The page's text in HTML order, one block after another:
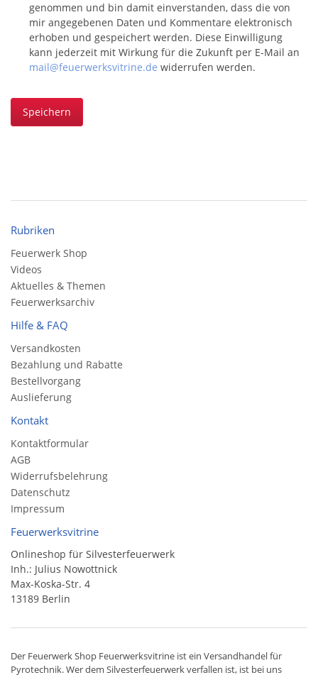
genommen und bin damit einverstanden, dass die von
mir angegebenen Daten und Kommentare elektronisch
erhoben und gespeichert werden. Diese Einwilligung
kann jederzeit mit Wirkung für die Zukunft per E-Mail an
mail@feuerwerksvitrine.de widerrufen werden.
Speichern
Rubriken
Feuerwerk Shop
Videos
Aktuelles & Themen
Feuerwerksarchiv
Hilfe & FAQ
Versandkosten
Bezahlung und Rabatte
Bestellvorgang
Auslieferung
Kontakt
Kontaktformular
AGB
Widerrufsbelehrung
Datenschutz
Impressum
Feuerwerksvitrine
Onlineshop für Silvesterfeuerwerk
Inh.: Julius Nowottnick
Max-Koska-Str. 4
13189 Berlin
Der Feuerwerk Shop Feuerwerksvitrine ist ein Versandhandelfür
Pyrotechnik. Wer dem Silvesterfeuerwerk verfallen ist, ist bei uns